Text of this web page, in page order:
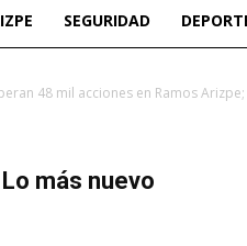
SEGURIDAD
48 mil acciones en Ramos
Lo más nuevo